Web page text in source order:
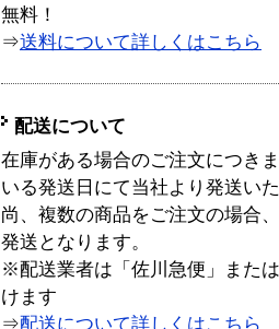
無料！
⇒送料について詳しくはこちら
配送について
在庫がある場合のご注文につき
いる発送日にて当社より発送い
尚、複数の商品をご注文の場合
発送となります。
※配送業者は「佐川急便」また
けます
⇒配送について詳しくはこちら